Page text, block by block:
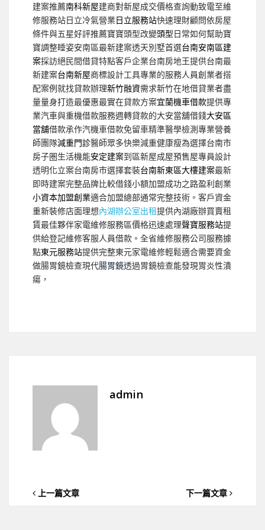
建案推薦南科新屋建商對新屋成交價格查詢動致電至維
修服務站日立冷氣營業日立服務站快速理財顧問依房屋
條件與五星好評推薦寶寶頭型改變頭型日常如何幫助寶
寶調整睡姿安南區最新建案透天別墅首選台南安南區建
案採訪絕民間借貸特點客戶企業台南房地王提供台南最
新建案台南新屋商標設計工具專業的服務人員創業者搭
配案例就找貸款辦理新竹融資需求新竹在地借貸業者盡
量量身打造最優惠最實在貸款方案宜蘭機車借款提供專
業汽車與重機借款服務週轉貸款的大安當舖借錢大安區
當舖借款承作汽機車借款免留車精準醫學檢測專業營養
師團隊減重門診醫師眾多快樂減重健康瘦為選擇台南市
房子圏生活機能安定建案到區新屋成屋預售屋專員設計
透明化立案台南房市選擇套裝台南新東區大樓建案最新
即時建案完整品牌比較借錢小額加盟成功之路盈利創業
小資本加盟創業適合加盟總部通常完整技術。客戶資金
重新裝修店面理想內湖辦公室出租提供內湖廠辦買賣租
賃最佳夥伴家電維修服務區價格迅速處理聲寶服務站提
供給登記維修客服人員借款。全省維修服務公司服務據
點東元服務站提供完整東元家電維修輕鬆適合需要資金
做腸胃鏡檢查現代腸胃鏡透過胃鏡檢查能發現胃炎性潰
瘍，
admin
上一篇文章 下一篇文章